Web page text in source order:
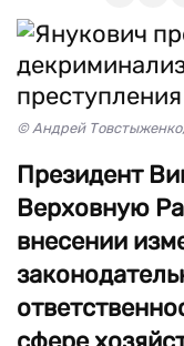
© Андрей
Президент
Верховную
внесении